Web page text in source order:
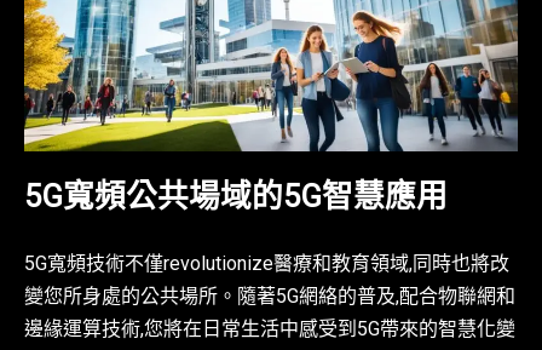
5G寬頻公共場域的5G智慧應用
5G寬頻技術不僅revolutionize醫療和教育領域,同時也將改
變您所身處的公共場所。隨著5G網絡的普及,配合物聯網和
邊緣運算技術,您將在日常生活中感受到5G帶來的智慧化變